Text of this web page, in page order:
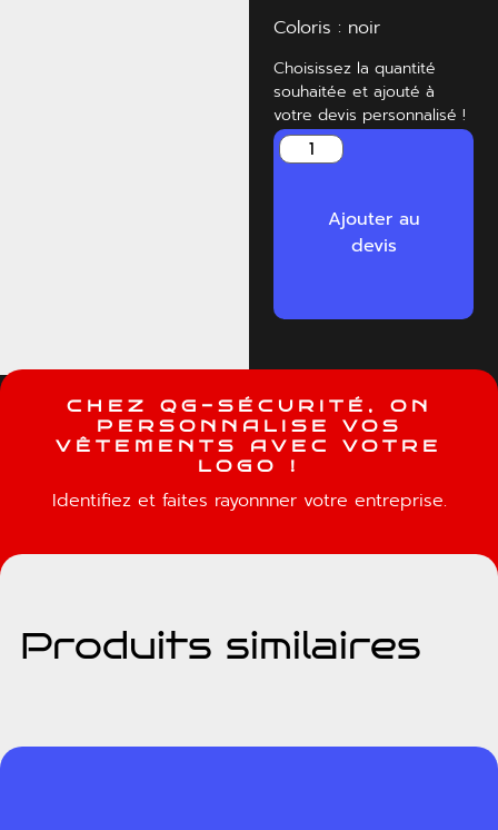
Coloris : noir
Choisissez la quantité
souhaitée et ajouté à
votre devis personnalisé !
Ajouter au
devis
C H E Z Q G - S É C U R I T É , O N
P E R S O N N A L I S E VO S
V Ê T E M E N T S A V E C VO T R E
L O G O !
Identifiez et faites rayonnner votre entreprise.
Produits similaires